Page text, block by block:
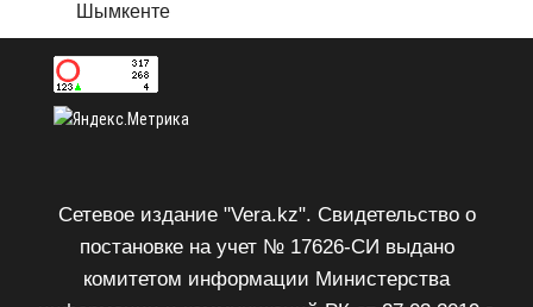
Шымкенте
Сетевое издание "Vera.kz". Свидетельство о
постановке на учет № 17626-СИ выдано
комитетом информации Министерства